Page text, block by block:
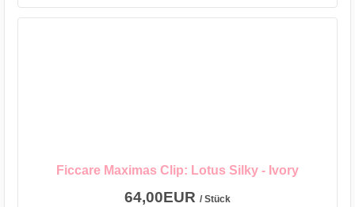
Ficcare Maximas Clip: Lotus Silky - Ivory
64,00EUR / Stück